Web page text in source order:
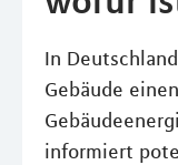
In
Gebäude
informiert